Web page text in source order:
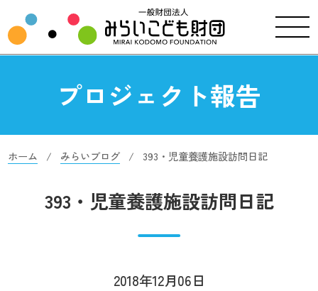
プロジェクト報告
ホーム みらいブログ 393・児童養護施設訪問日記
393・児童養護施設訪問日記
2018年12月06日